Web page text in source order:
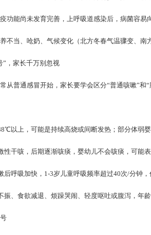
功能尚未发育完善，上呼吸道感染后，病菌容易
不当、呛奶、气候变化（北方冬春气温骤变、
”，家长千万别忽视
从普通感冒开始，家长要学会区分“普通咳嗽”和
以上，可能是持续高烧或间断发热；部分体弱
性干咳，后期逐渐咳痰，婴幼儿不会咳痰，可能
后呼吸加快，1-3岁儿童呼吸频率超过40次/分钟
振、食欲减退、烦躁哭闹、轻度呕吐或腹泻，年